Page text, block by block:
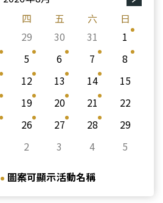
四 五 六
日
29 30 31
1
5 6 7
8
12 13 14
15
19 20 21
22
26 27 28
29
2 3 4 5
圖案可顯示活動名稱